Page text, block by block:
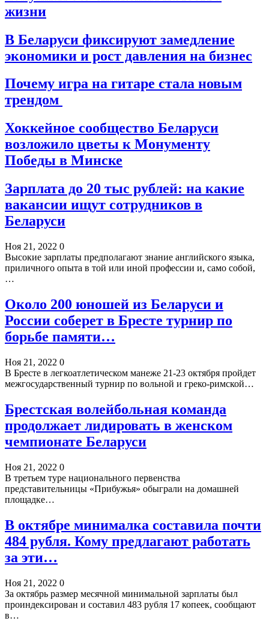
жизни
В Беларуси фиксируют замедление
экономики и рост давления на бизнес
Почему игра на гитаре стала новым
трендом
Хоккейное сообщество Беларуси
возложило цветы к Монументу
Победы в Минске
Зарплата до 20 тыс рублей: на какие
вакансии ищут сотрудников в
Беларуси
Ноя 21, 2022 0
Высокие зарплаты предполагают знание английского языка,
приличного опыта в той или иной профессии и, само собой,
…
Около 200 юношей из Беларуси и
России соберет в Бресте турнир по
борьбе памяти…
Ноя 21, 2022 0
В Бресте в легкоатлетическом манеже 21-23 октября пройдет
межгосударственный турнир по вольной и греко-римской…
Брестская волейбольная команда
продолжает лидировать в женском
чемпионате Беларуси
Ноя 21, 2022 0
В третьем туре национального первенства
представительницы «Прибужья» обыграли на домашней
площадке…
В октябре минималка составила почти
484 рубля. Кому предлагают работать
за эти…
Ноя 21, 2022 0
За октябрь размер месячной минимальной зарплаты был
проиндексирован и составил 483 рубля 17 копеек, сообщают
в…